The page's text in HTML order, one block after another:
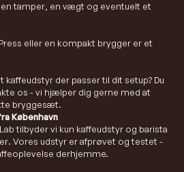
en tamper, en vægt og eventuelt et
eller en kompakt brygger er et
kaffeudstyr der passer til dit setup? Du
os - vi hjælper dig gerne med at
bryggesæt.
København
tilbyder vi kun kaffeudstyr og barista
Vores udstyr er afprøvet og testet -
derhjemme.